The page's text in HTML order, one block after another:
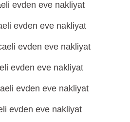
evden eve nakliyat
evden eve nakliyat
evden eve nakliyat
evden eve nakliyat
evden eve nakliyat
evden eve nakliyat